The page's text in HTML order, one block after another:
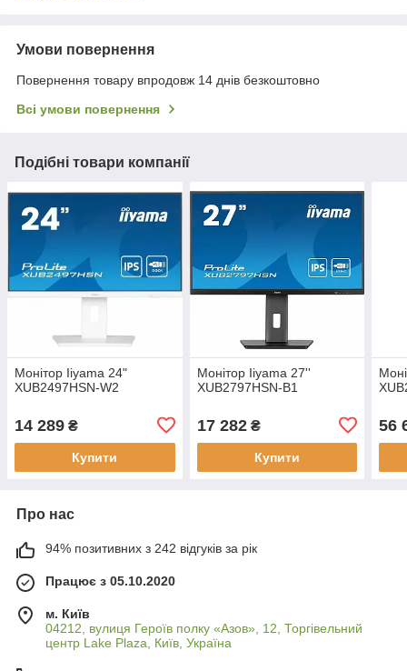
Умови повернення
Повернення товару впродовж 14 днів безкоштовно
Всі умови повернення
Подібні товари компанії
Монітор Iiyama 24"
XUB2497HSN-W2
14 289 ₴
Купити
Монітор Iiyama 27''
XUB2797HSN-B1
17 282₴
Купити
56
Про нас
94% позитивних з 242 відгуків за рік
Працює з 05.10.2020
м. Київ
04212, вулиця Героїв полку «Азов», 12, Торгівельний
центр Lake Plaza, Київ, Україна